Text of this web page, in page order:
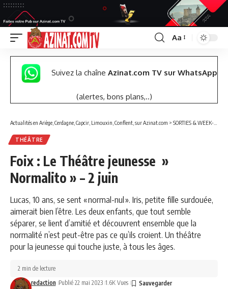
Font
Resizer
Aa
Suivez la chaîne Azinat.com TV sur WhatsApp
(alertes, bons plans,..)
Actualités en Ariège, Cerdagne, Capcir, Limouxin, Conflent, sur Azinat.com > SORTIES & WEEK-END
THÉÂTRE
Foix : Le Théâtre jeunesse »
Normalito » – 2 juin
Lucas, 10 ans, se sent « normal-nul ». Iris, petite fille surdouée,
aimerait bien l’être. Les deux enfants, que tout semble
séparer, se lient d’amitié et découvrent ensemble que la
normalité n’est peut-être pas ce qu’ils croient. Un théâtre
pour la jeunesse qui touche juste, à tous les âges.
redaction Publié 22 mai 2023 1.6K Vues
2 min de lecture